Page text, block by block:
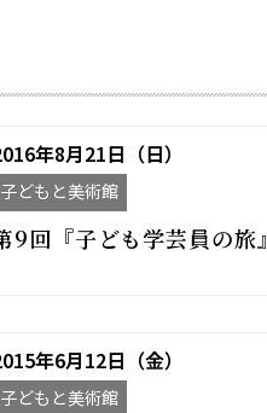
年8月21日（日）
子どもと美術館
9回『子ども学芸員の旅』
年6月12日（金）
子どもと美術館